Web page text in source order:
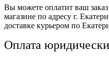
Вы можете оплатит ваш
магазине по адресу г.
доставке курьером по
Оплата